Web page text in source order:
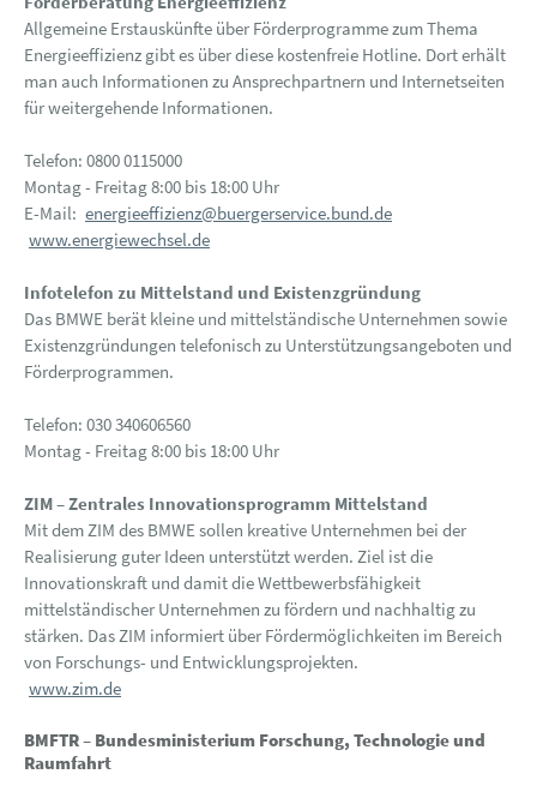
Allgemeine Erstauskünfte über Förderprogramme zum Thema
Energieeffizienz gibt es über diese kostenfreie Hotline. Dort erhält
man auch Informationen zu Ansprechpartnern und Internetseiten
für weitergehende Informationen.
Telefon: 0800 0115000
Montag - Freitag 8:00 bis 18:00 Uhr
E-Mail: energieeffizienz@buergerservice.bund.de
www.energiewechsel.de
Infotelefon zu Mittelstand und Existenzgründung
Das BMWE berät kleine und mittelständische Unternehmen sowie
Existenzgründungen telefonisch zu Unterstützungsangeboten und
Förderprogrammen.
Telefon: 030 340606560
Montag - Freitag 8:00 bis 18:00 Uhr
ZIM – Zentrales Innovationsprogramm Mittelstand
Mit dem ZIM des BMWE sollen kreative Unternehmen bei der
Realisierung guter Ideen unterstützt werden. Ziel ist die
Innovationskraft und damit die Wettbewerbsfähigkeit
mittelständischer Unternehmen zu fördern und nachhaltig zu
stärken. Das ZIM informiert über Fördermöglichkeiten im Bereich
von Forschungs- und Entwicklungsprojekten.
www.zim.de
BMFTR – Bundesministerium Forschung, Technologie und
Raumfahrt